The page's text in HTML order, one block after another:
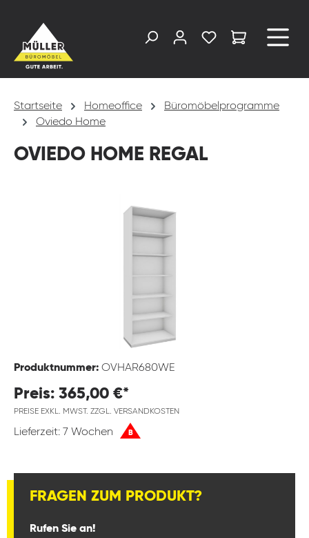
Startseite Homeoffice
Büromöbelprogramme
Oviedo Home
OVIEDO HOME REGAL
Produktnummer: OVHAR680WE
Preis: 365,00 €*
PREISE EXKL. MWST. ZZGL. VERSANDKOSTEN
Lieferzeit: 7 Wochen B
FRAGEN ZUM PRODUKT?
Rufen Sie an!